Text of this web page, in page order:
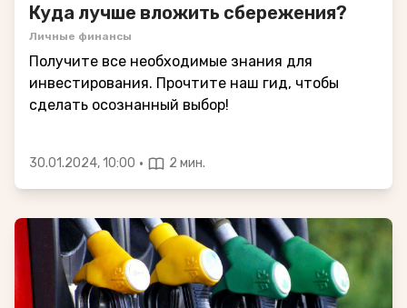
Куда лучше вложить сбережения?
Личные финансы
Получите все необходимые знания для
инвестирования. Прочтите наш гид, чтобы
сделать осознанный выбор!
30.01.2024, 10:00 · 2 мин.